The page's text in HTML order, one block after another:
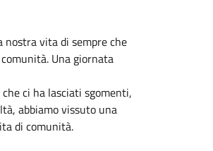
nostra vita di sempre che
Una giornata
ci ha lasciati sgomenti,
abbiamo vissuto una
di comunità.